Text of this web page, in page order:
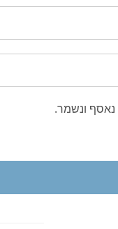
נאסף ונשמר.